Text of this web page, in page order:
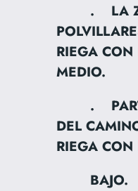
. LA
RIEGA CON
MEDIO.
.
DEL
RIEGA
BAJO.